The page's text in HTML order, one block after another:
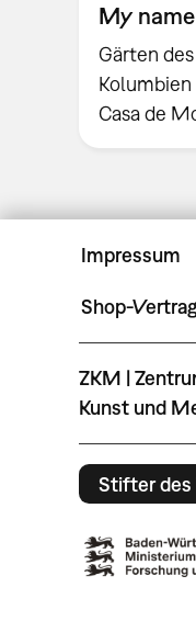
My
Gärten
Kolumbien
Casa de
Impressum
Shop-
ZKM |
Kunst und
Stifter des